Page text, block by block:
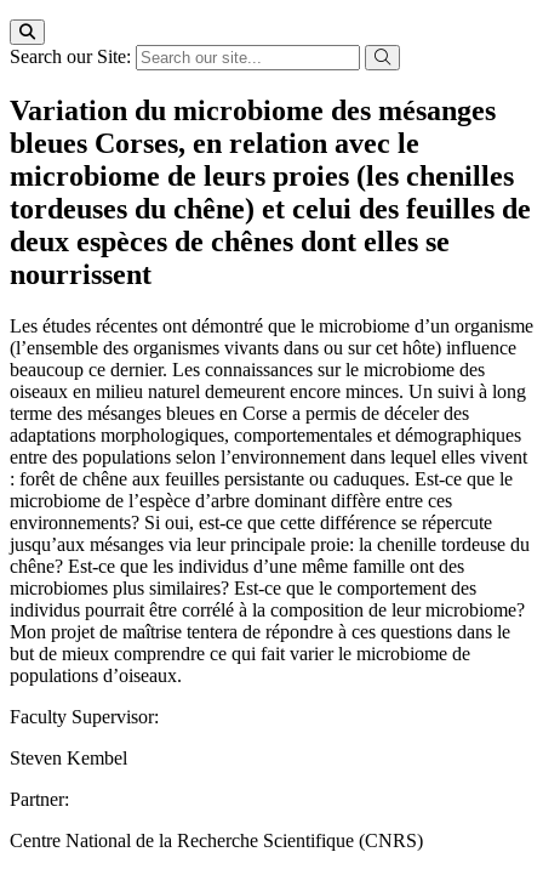
Search our Site:
Variation du microbiome des mésanges
bleues Corses, en relation avec le
microbiome de leurs proies (les chenilles
tordeuses du chêne) et celui des feuilles de
deux espèces de chênes dont elles se
nourrissent
Les études récentes ont démontré que le microbiome d’un organisme
(l’ensemble des organismes vivants dans ou sur cet hôte) influence
beaucoup ce dernier. Les connaissances sur le microbiome des
oiseaux en milieu naturel demeurent encore minces. Un suivi à long
terme des mésanges bleues en Corse a permis de déceler des
adaptations morphologiques, comportementales et démographiques
entre des populations selon l’environnement dans lequel elles vivent
: forêt de chêne aux feuilles persistante ou caduques. Est-ce que le
microbiome de l’espèce d’arbre dominant diffère entre ces
environnements? Si oui, est-ce que cette différence se répercute
jusqu’aux mésanges via leur principale proie: la chenille tordeuse du
chêne? Est-ce que les individus d’une même famille ont des
microbiomes plus similaires? Est-ce que le comportement des
individus pourrait être corrélé à la composition de leur microbiome?
Mon projet de maîtrise tentera de répondre à ces questions dans le
but de mieux comprendre ce qui fait varier le microbiome de
populations d’oiseaux.
Faculty Supervisor:
Steven Kembel
Partner:
Centre National de la Recherche Scientifique (CNRS)